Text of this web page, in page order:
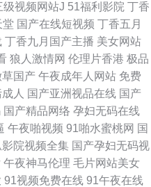
级视频网站J 51福利影院 丁香
堂 国产在线短视频 丁香五月
丁香九月国产主播 美女网站
狼人激情网 伦理片香港 极品
国产 午夜成年人网站 免费
人 国产亚洲视品在线 国产
国产精品网络 孕妇无码在线
午夜啪视频 91啪水蜜桃网 国
院视频全集 国产孕妇无码视
午夜神马伦理 毛片网站美女
91视频免费在线 91午夜在线